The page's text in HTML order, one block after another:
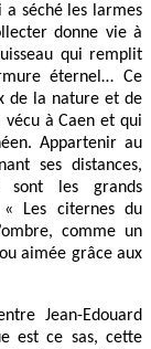
a séché les larmes
donne vie à
qui remplit
éternel… Ce
de la nature et de
à Caen et qui
Appartenir au
ses distances,
sont les grands
« Les citernes du
comme un
aimée grâce aux
Jean-Edouard
est ce sas, cette